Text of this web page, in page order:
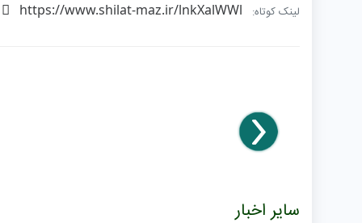
لینک کوتاه: https://www.shilat-maz.ir/lnkXalWWl
سایر اخبار